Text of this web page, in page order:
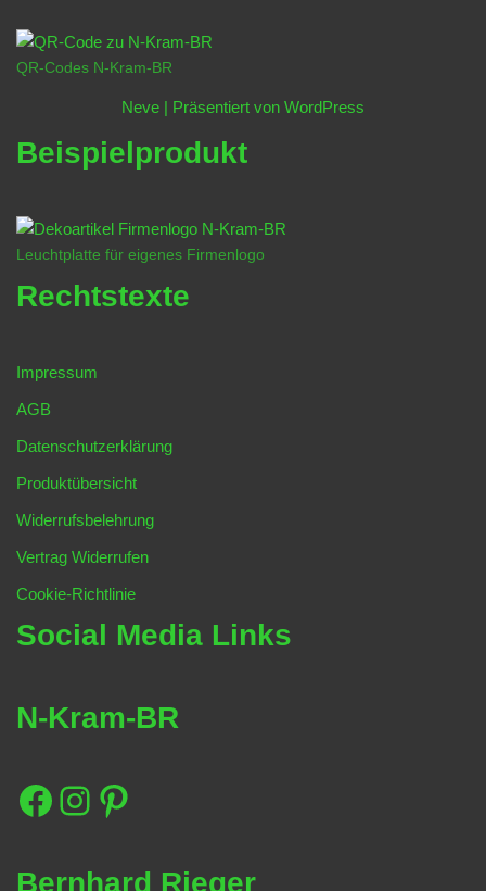
QR-Codes N-Kram-BR
Neve | Präsentiert von WordPress
Beispielprodukt
Leuchtplatte für eigenes Firmenlogo
Rechtstexte
Impressum
AGB
Datenschutzerklärung
Produktübersicht
Widerrufsbelehrung
Vertrag Widerrufen
Cookie-Richtlinie
Social Media Links
N-Kram-BR
Bernhard Rieger